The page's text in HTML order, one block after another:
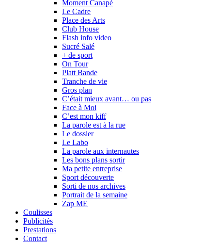
Moment Canapé
Le Cadre
Place des Arts
Club House
Flash info video
Sucré Salé
+ de sport
On Tour
Platt Bande
Tranche de vie
Gros plan
C’était mieux avant… ou pas
Face à Moi
C’est mon kiff
La parole est à la rue
Le dossier
Le Labo
La parole aux internautes
Les bons plans sortir
Ma petite entreprise
Sport découverte
Sorti de nos archives
Portrait de la semaine
Zap ME
Coulisses
Publicités
Prestations
Contact